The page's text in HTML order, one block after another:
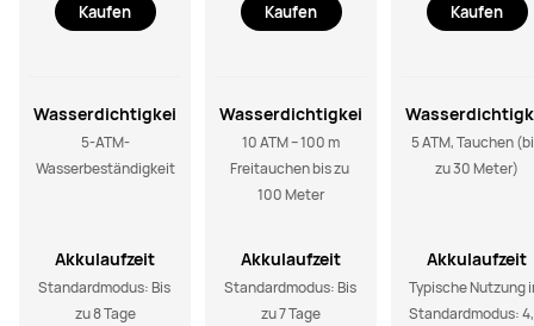
Kaufen
Wasserdichtigkei
t
5-ATM-
Wasserbeständigkeit
Akkulaufzeit
Standardmodus: Bis
zu 8 Tage
Kaufen
Wasserdichtigkei
t
10 ATM – 100 m
Freitauchen bis zu
100 Meter
Akkulaufzeit
Standardmodus: Bis
zu 7 Tage
Kaufen
t
5 ATM, Tauchen
zu 30 Meter)
Akkulaufzeit
Typische Nutzung
Standardmodus: